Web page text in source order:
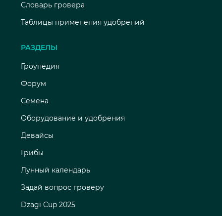
Словарь гровера
Таблицы применения удобрений
РАЗДЕЛЫ
Гроупедия
Форум
Семена
Оборудование и удобрения
Девайсы
Грибы
Лунный календарь
Задай вопрос гроверу
Dzagi Cup 2025